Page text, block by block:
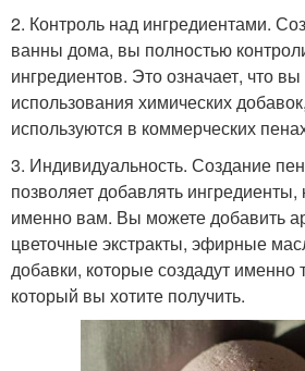
2. Контроль над ингредиентами.
ванны дома, вы полностью
ингредиентов. Это означает, что
использования химических
используются в коммерческих
3. Индивидуальность. Создание
позволяет добавлять
именно вам. Вы можете добавить
цветочные экстракты, эфирные
добавки, которые создадут именно
который вы хотите получить.